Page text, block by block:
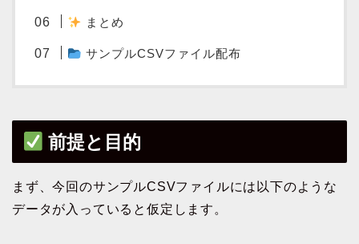
まとめ
サンプルCSVファイル配布
前提と目的
まず、今回のサンプルCSVファイルには以下のような
データが入っていると仮定します。